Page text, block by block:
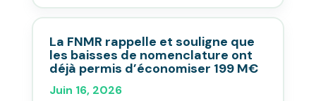
La FNMR rappelle et souligne que
les baisses de nomenclature ont
déjà permis d’économiser 199 M€
Juin 16, 2026